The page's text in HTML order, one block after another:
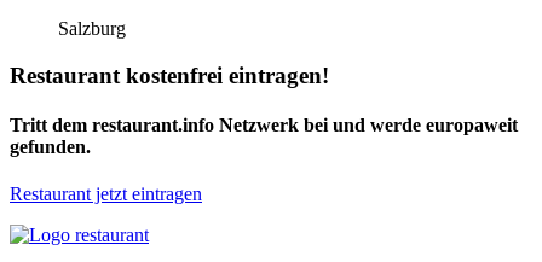
Salzburg
Restaurant kostenfrei eintragen!
Tritt dem restaurant.info Netzwerk bei und werde europaweit
gefunden.
Restaurant jetzt eintragen